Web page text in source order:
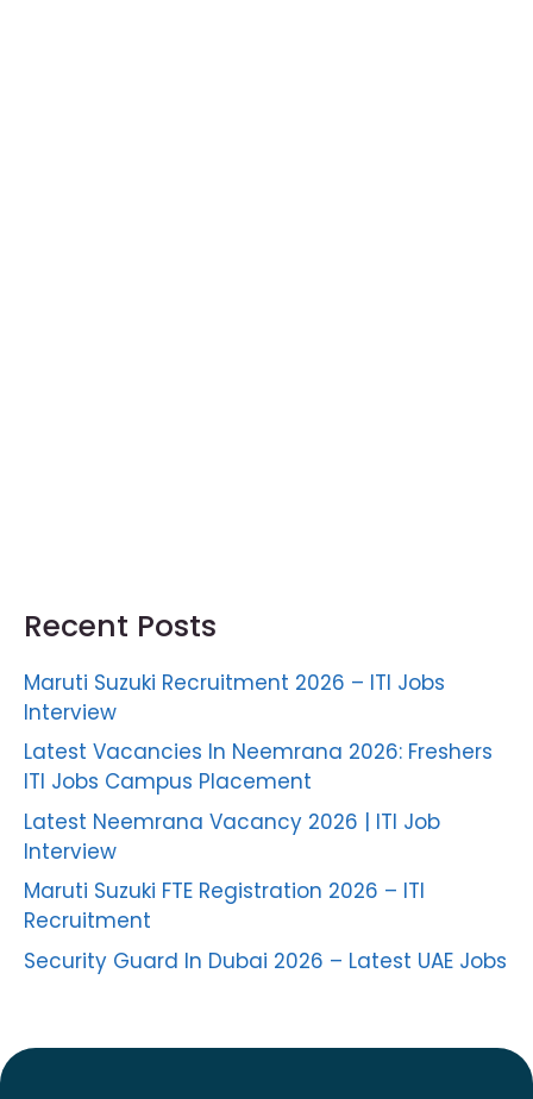
Recent Posts
Maruti Suzuki Recruitment 2026 – ITI Jobs
Interview
Latest Vacancies In Neemrana 2026: Freshers
ITI Jobs Campus Placement
Latest Neemrana Vacancy 2026 | ITI Job
Interview
Maruti Suzuki FTE Registration 2026 – ITI
Recruitment
Security Guard In Dubai 2026 – Latest UAE Jobs